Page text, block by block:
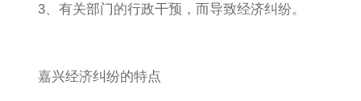
3、有关部门的行政干预，而导致经济纠纷。
嘉兴经济纠纷的特点